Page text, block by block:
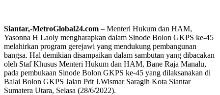
Siantar,-MetroGlobal24.com – Menteri Hukum dan HAM,
Yasonna H Laoly mengharapkan dalam Sinode Bolon GKPS ke-45
melahirkan program gerejawi yang mendukung pembangunan
bangsa. Hal demikian disampaikan dalam sambutan yang dibacakan
oleh Staf Khusus Menteri Hukum dan HAM, Bane Raja Manalu,
pada pembukaan Sinode Bolon GKPS ke-45 yang dilaksanakan di
Balai Bolon GKPS Jalan Pdt J.Wismar Saragih Kota Siantar
Sumatera Utara, Selasa (28/6/2022).